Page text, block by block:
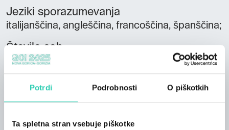
Potrdi Podrobnosti O piškotkih
Ta spletna stran vsebuje piškotke
Jeziki sporazumevanja
italijanščina, angleščina, francoščina, španščina;
Število sob
Število kopalnic